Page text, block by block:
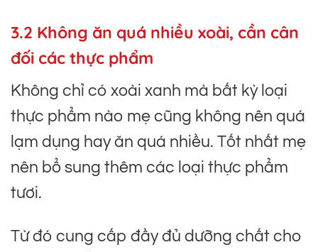
3.2 Không ăn quá nhiều xoài, cần cân
đối các thực phẩm
Không chỉ có xoài xanh mà bất kỳ loại
thực phẩm nào mẹ cũng không nên quá
lạm dụng hay ăn quá nhiều. Tốt nhất mẹ
nên bổ sung thêm các loại thực phẩm
tươi.
Từ đó cung cấp đầy đủ dưỡng chất cho